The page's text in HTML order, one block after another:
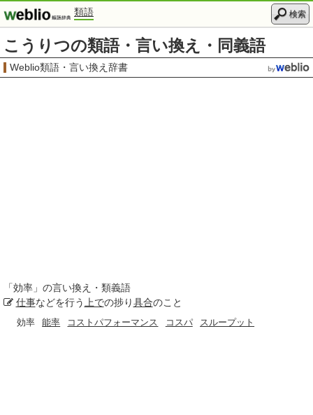
類語 検索
こうりつの類語・言い換え・同義語
Weblio類語・言い換え辞書
「効率 」の言い換え・類義語
仕事などを行う 上での捗り具合のこと
効率 能率 コストパフォーマンス コスパ スループット